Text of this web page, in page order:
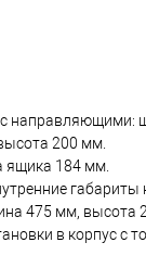
направляющими:
200 мм.
ящика 184 мм.
габариты
475 мм, высота
в корпус с